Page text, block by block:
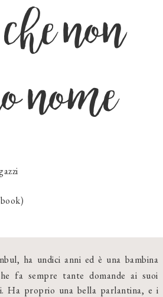
non
nome
ha undici anni ed è una bambina
fa sempre tante domande ai suoi
Ha proprio una bella parlantina, e i